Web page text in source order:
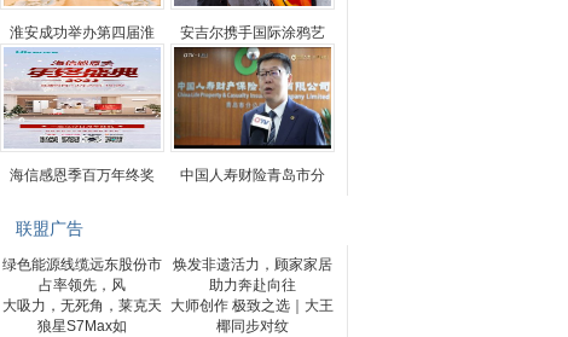
淮安成功举办第四届淮 安吉尔携手国际涂鸦艺
海信感恩季百万年终奖 中国人寿财险青岛市分
联盟广告
绿色能源线缆远东股份市
占率领先，风
焕发非遗活力，顾家家居
助力奔赴向往
大吸力，无死角，莱克天
狼星S7Max如
大师创作 极致之选｜大王
椰同步对纹